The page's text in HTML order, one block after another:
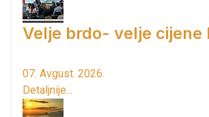
Velje brdo- velje cijene
07. Avgust. 2026.
Detaljnije...